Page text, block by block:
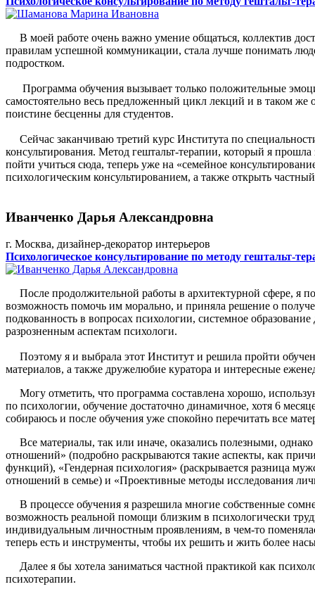
В моей работе очень важно умение общаться, коллектив
правилам успешной коммуникации, стала лучше понимать
подростком.
Программа обучения вызывает только положительные
самостоятельно весь предложенный цикл лекций и в таком
поистине бесценны для студентов.
Сейчас заканчиваю третий курс Института по
консультирования. Метод гештальт-терапии, который я
пойти учиться сюда, теперь уже на «семейное
психологическим консультированием, а также открыть
Иванченко Дарья Александровна
г. Москва, дизайнер-декоратор интерьеров
Психологическое консультирование по методу гештальт-
После продолжительной работы в архитектурной сфере, я
возможность помочь им морально, и приняла решение о
подкованность в вопросах психологии, системное
разрозненным аспектам психологи.
Поэтому я и выбрала этот Институт и решила пройти
материалов, а также дружелюбие куратора и интересные
Могу отметить, что программа составлена хорошо,
по психологии, обучение достаточно динамичное, хотя 6
собираюсь и после обучения уже спокойно перечитать все
Все материалы, так или иначе, оказались полезными,
отношений» (подробно раскрываются такие аспекты, как
функций), «Гендерная психология» (раскрывается разница
отношений в семье) и «Проективные методы исследования
В процессе обучения я разрешила многие собственные
возможность реальной помощи близким в психологически
индивидуальным личностным проявлениям, в чем-то
теперь есть и инструменты, чтобы их решить и жить более
Далее я бы хотела заниматься частной практикой как
психотерапии.